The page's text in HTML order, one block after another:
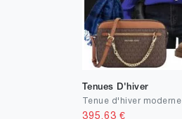
Tenues D'hiver
Tenue d'hiver moderne
395.63 €